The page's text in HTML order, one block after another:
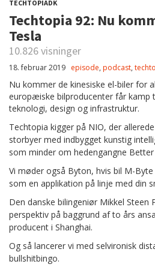
TECHTOPIADK
Techtopia 92: Nu
Tesla
10.826 visninger
18. februar 2019 episode, podcast,
Nu kommer de kinesiske el-biler for
europæiske bilproducenter får kamp
teknologi, design og infrastruktur.
Techtopia kigger på NIO, der
storbyer med indbygget kunstig
som minder om hedengangne Better
Vi møder også Byton, hvis bil M-
som en applikation på linje med din
Den danske bilingeniør Mikkel
perspektiv på baggrund af to års
producent i Shanghai.
Og så lancerer vi med selvironisk
bullshitbingo.